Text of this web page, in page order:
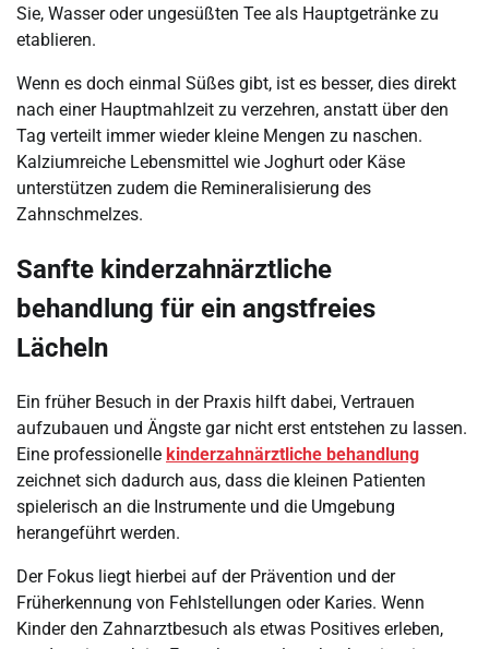
Sie, Wasser oder ungesüßten Tee als Hauptgetränke zu
etablieren.
Wenn es doch einmal Süßes gibt, ist es besser, dies direkt
nach einer Hauptmahlzeit zu verzehren, anstatt über den
Tag verteilt immer wieder kleine Mengen zu naschen.
Kalziumreiche Lebensmittel wie Joghurt oder Käse
unterstützen zudem die Remineralisierung des
Zahnschmelzes.
Sanfte kinderzahnärztliche
behandlung für ein angstfreies
Lächeln
Ein früher Besuch in der Praxis hilft dabei, Vertrauen
aufzubauen und Ängste gar nicht erst entstehen zu lassen.
Eine professionelle kinderzahnärztliche behandlung
zeichnet sich dadurch aus, dass die kleinen Patienten
spielerisch an die Instrumente und die Umgebung
herangeführt werden.
Der Fokus liegt hierbei auf der Prävention und der
Früherkennung von Fehlstellungen oder Karies. Wenn
Kinder den Zahnarztbesuch als etwas Positives erleben,